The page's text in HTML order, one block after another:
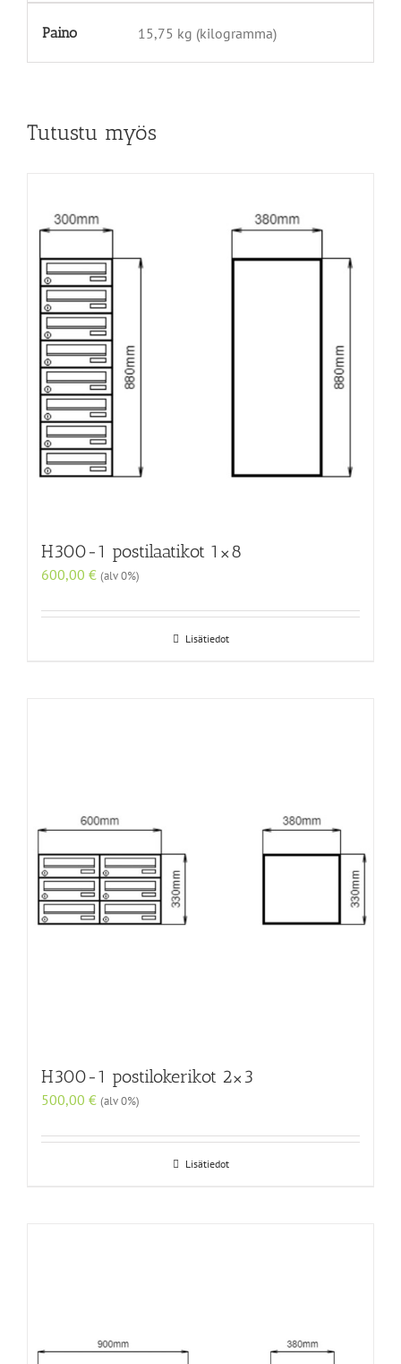
Paino 15,75 kg (kilogramma)
Tutustu myös
H300-1 postilaatikot 1×8
600,00 € (alv 0%)
Lisätiedot
H300-1 postilokerikot 2×3
500,00 € (alv 0%)
Lisätiedot